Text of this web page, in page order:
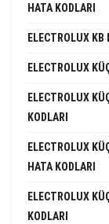
HATA KODLARI
ELECTROLUX KB
ELECTROLUX
ELECTROLUX
KODLARI
ELECTROLUX
HATA KODLARI
ELECTROLUX
KODLARI